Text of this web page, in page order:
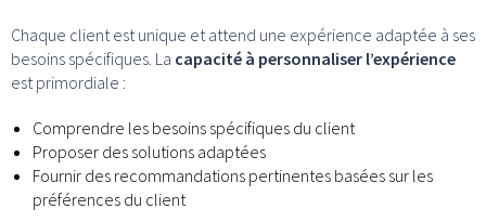
Chaque client est unique et attend une expérience adaptée à ses
besoins spécifiques. La capacité à personnaliser l’expérience
est primordiale :
Comprendre les besoins spécifiques du client
Proposer des solutions adaptées
Fournir des recommandations pertinentes basées sur les
préférences du client